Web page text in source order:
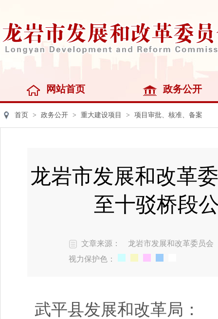
网站首页 政务公开
首页 > 政务公开 > 重大建设项目 > 项目审批、核准、备案
龙岩市发展和改革
至十驳桥段
文章来源： 龙岩市发展和改革委员会
视力保护色：
武平县发展和改革局：